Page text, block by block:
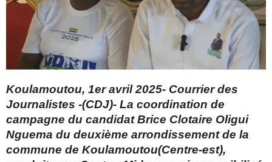
Koulamoutou, 1er avril 2025- Courrier des
Journalistes -(CDJ)- La coordination de
campagne du candidat Brice Clotaire Oligui
Nguema du deuxième arrondissement de la
commune de Koulamoutou(Centre-est),